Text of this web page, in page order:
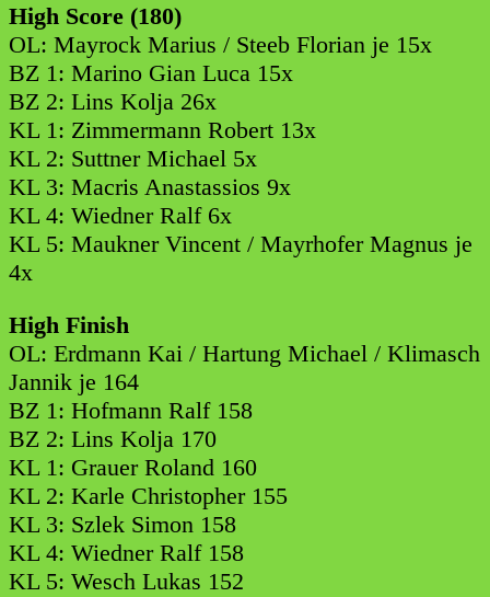
High Score (180)
OL: Mayrock Marius / Steeb Florian je 15x
BZ 1: Marino Gian Luca 15x
BZ 2: Lins Kolja 26x
KL 1: Zimmermann Robert 13x
KL 2: Suttner Michael 5x
KL 3: Macris Anastassios 9x
KL 4: Wiedner Ralf 6x
KL 5: Maukner Vincent / Mayrhofer Magnus je
4x
High Finish
OL: Erdmann Kai / Hartung Michael / Klimasch
Jannik je 164
BZ 1: Hofmann Ralf 158
BZ 2: Lins Kolja 170
KL 1: Grauer Roland 160
KL 2: Karle Christopher 155
KL 3: Szlek Simon 158
KL 4: Wiedner Ralf 158
KL 5: Wesch Lukas 152